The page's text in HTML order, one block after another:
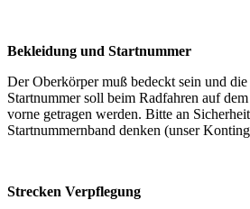
Bekleidung und Startnummer
Der Oberkörper muß bedeckt sein und die
Startnummer soll beim Radfahren auf
vorne getragen werden. Bitte an
Startnummernband denken (unser
Strecken Verpflegung